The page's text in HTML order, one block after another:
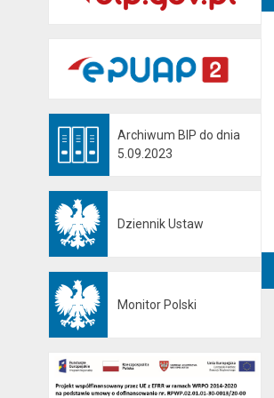
Archiwum BIP do dnia
5.09.2023
Dziennik Ustaw
Monitor Polski